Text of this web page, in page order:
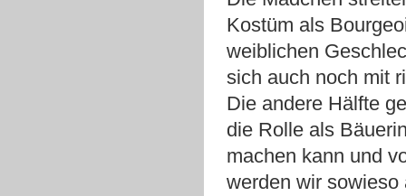
Kostüm als
weiblichen
sich auch noch mit
Die andere Hälfte
die Rolle als
machen kann und
werden wir sowieso